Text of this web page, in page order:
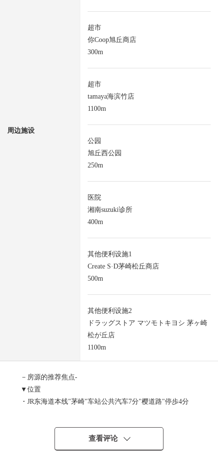
周边施设
超市
你Coop旭丘商店
300m
超市
tamaya海滨竹店
1100m
公园
旭丘西公园
250m
医院
湘南suzuki诊所
400m
其他便利设施1
Create S·D茅崎松丘商店
500m
其他便利设施2
ドラッグストア マツモトキヨシ 茅ヶ崎
松が丘店
1100m
－房源的推荐焦点-
▼位置
・JR东海道本线"茅崎"车站公共汽车7分"樱道路"停歩4分
・关于道路终端的位置，安静的生活能出席
查看评论